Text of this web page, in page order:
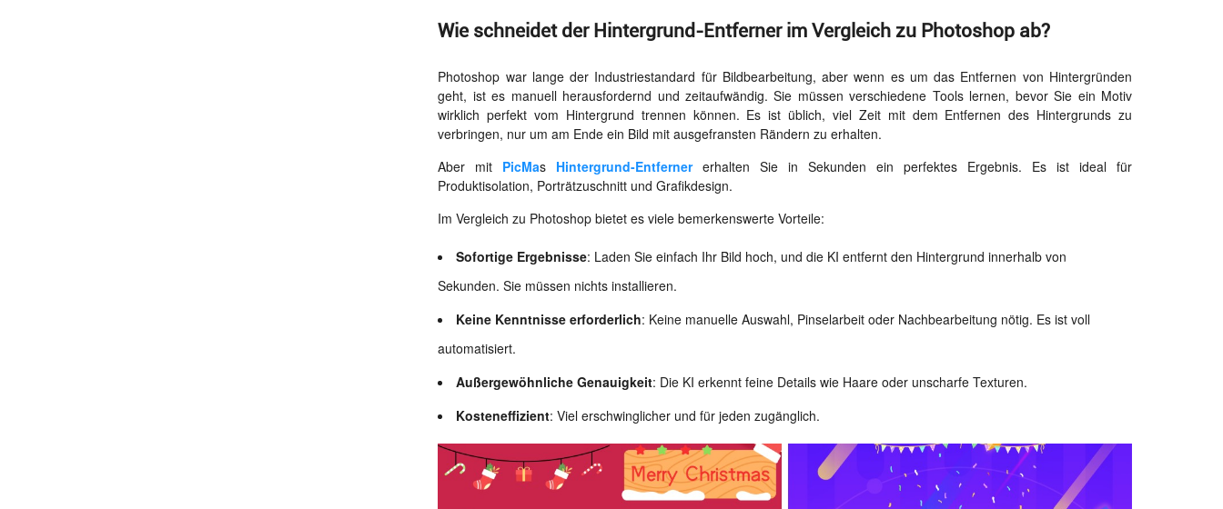
Wie schneidet der Hintergrund-Entferner im Vergleich zu Photoshop ab?
Photoshop war lange der Industriestandard für Bildbearbeitung, aber wenn es um das Entfernen von Hintergründen
geht, ist es manuell herausfordernd und zeitaufwändig. Sie müssen verschiedene Tools lernen, bevor Sie ein Motiv
wirklich perfekt vom Hintergrund trennen können. Es ist üblich, viel Zeit mit dem Entfernen des Hintergrunds zu
verbringen, nur um am Ende ein Bild mit ausgefransten Rändern zu erhalten.
Aber mit PicMas Hintergrund-Entfernererhalten Sie in Sekunden ein perfektes Ergebnis. Es ist ideal für
Produktisolation, Porträtzuschnitt und Grafikdesign.
Im Vergleich zu Photoshop bietet es viele bemerkenswerte Vorteile:
Sofortige Ergebnisse: Laden Sie einfach Ihr Bild hoch, und die KI entfernt den Hintergrund innerhalb von
Sekunden. Sie müssen nichts installieren.
Keine Kenntnisse erforderlich: Keine manuelle Auswahl, Pinselarbeit oder Nachbearbeitung nötig. Es ist voll
automatisiert.
Außergewöhnliche Genauigkeit: Die KI erkennt feine Details wie Haare oder unscharfe Texturen.
Kosteneffizient: Viel erschwinglicher und für jeden zugänglich.